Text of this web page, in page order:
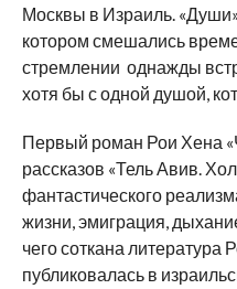
Москвы в Израиль.
котором смешались
стремлении однажды
хотя бы с одной душой,
​Первый роман Рои Хена
рассказов «Тель Авив.
фантастического
жизни, эмиграция,
чего соткана литература
публиковалась в